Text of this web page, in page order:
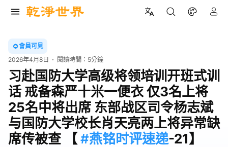
會員可見
2026年4月8日
閱讀時間： 5分鐘
习赴国防大学高级将领培训开班式训
话 戒备森严十米一便衣 仅3名上将
25名中将出席 东部战区司令杨志斌
与国防大学校长肖天亮两上将异常缺
席传被查 【 #燕铭时评速递-21】